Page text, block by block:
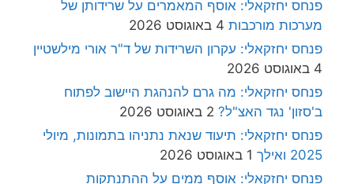
פנחס יחזקאלי: אוסף המאמרים על שרידותן של
מערכות מורכבות 4 באוגוסט 2026
פנחס יחזקאלי: עקרון השרידות של ד"ר אורי מילשטיין
4 באוגוסט 2026
פנחס יחזקאלי: מה גרם להנהגת היישוב לפתוח
ב'סזון' נגד האצ"ל? 2 באוגוסט 2026
פנחס יחזקאלי: תיעוד שנאת נתניהו בתמונות, מיולי
2025 ואילך
1 באוגוסט 2026
פנחס יחזקאלי: אוסף ממים על ההתנתקות